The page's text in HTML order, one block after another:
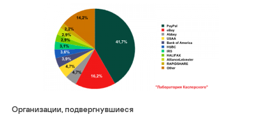
Организации, подвергнувшиеся